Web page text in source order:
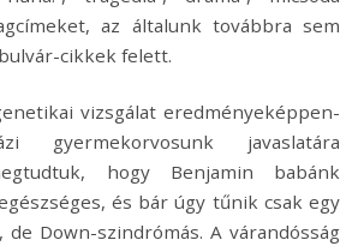
az általunk továbbra sem
cikkek felett.
vizsgálat eredményeképpen-
javaslatára
hogy Benjamin babánk
és bár úgy tűnik csak egy
Down-szindrómás. A várandósság